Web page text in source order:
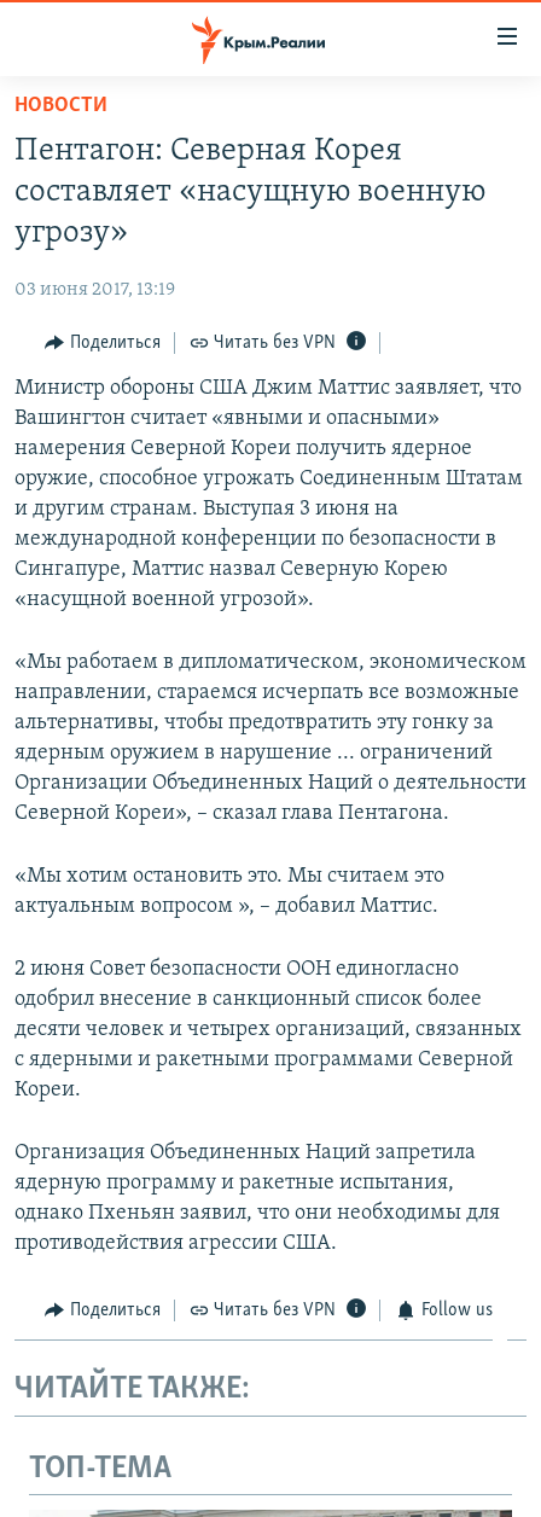
Вернуться
основному
содержанию
главной
Вернутся
поиску
11 ЛЕТ ОККУПАЦИИ КРЫМА. 11 ИСТОРИЙ СОПРОТИВЛЕНИЯ
ЕЩЕ
ИНТЕРАКТИВ
ИНФОГРАФИКА
СОВЕТЫ ПРАВОЗАЩИТНИКОВ
ПРОПАВШИЕ БЕЗ ВЕСТИ
ПОБЕДИТЕЛЕЙ НЕ СУДЯТ?
КРЫМ.НЕПОКОРЕННЫЙ
ELIFBE
УКРАИНСКАЯ ПРОБЛЕМА КРЫМА
РАДІО СВОБОДА
КАК ОБОЙТИ БЛОКИРОВКУ
Українською
Qırımtatar
ПРИСОЕДИНЯЙТЕСЬ!
Все сайты RFE/RL
НОВОСТИ
Пентагон: Северная Корея
составляет «насущную военную
угрозу»
03 июня 2017, 13:19
Поделиться Читать без VPN
Министр обороны США Джим Маттис заявляет, что
Вашингтон считает «явными и опасными»
намерения Северной Кореи получить ядерное
оружие, способное угрожать Соединенным Штатам
и другим странам. Выступая 3 июня на
международной конференции по безопасности в
Сингапуре, Маттис назвал Северную Корею
«насущной военной угрозой».
«Мы работаем в дипломатическом, экономическом
направлении, стараемся исчерпать все возможные
альтернативы, чтобы предотвратить эту гонку за
ядерным оружием в нарушение ... ограничений
Организации Объединенных Наций о деятельности
Северной Кореи», – сказал глава Пентагона.
«Мы хотим остановить это. Мы считаем это
актуальным вопросом », – добавил Маттис.
2 июня Совет безопасности ООН единогласно
одобрил внесение в санкционный список более
десяти человек и четырех организаций, связанных
с ядерными и ракетными программами Северной
Кореи.
Организация Объединенных Наций запретила
ядерную программу и ракетные испытания,
однако Пхеньян заявил, что они необходимы для
противодействия агрессии США.
Поделиться Читать без VPN Follow us
ЧИТАЙТЕ ТАКЖЕ:
ТОП-ТЕМА